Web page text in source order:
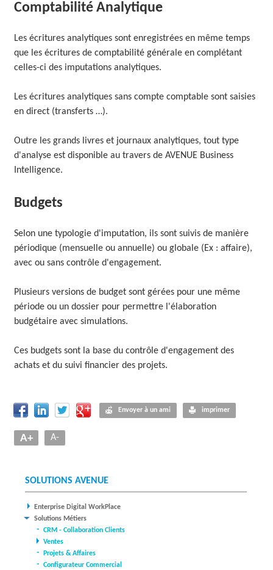
Comptabilité Analytique
Les écritures analytiques sont enregistrées en même temps
que les écritures de comptabilité générale en complétant
celles-ci des imputations analytiques.
Les écritures analytiques sans compte comptable sont saisies
en direct (transferts …).
Outre les grands livres et journaux analytiques, tout type
d'analyse est disponible au travers de AVENUE Business
Intelligence.
Budgets
Selon une typologie d'imputation, ils sont suivis de manière
périodique (mensuelle ou annuelle) ou globale (Ex : affaire),
avec ou sans contrôle d'engagement.
Plusieurs versions de budget sont gérées pour une même
période ou un dossier pour permettre l'élaboration
budgétaire avec simulations.
Ces budgets sont la base du contrôle d'engagement des
achats et du suivi financier des projets.
Envoyer à un ami imprimer
A+ A-
SOLUTIONS AVENUE
Enterprise Digital WorkPlace
Solutions Métiers
CRM - Collaboration Clients
Ventes
Projets & Affaires
Configurateur Commercial